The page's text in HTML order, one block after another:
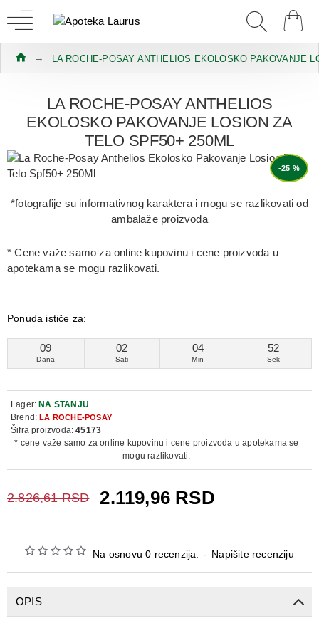
LA ROCHE-POSAY ANTHELIOS EKOLOSKO PAKOVANJE
LA ROCHE-POSAY ANTHELIOS
EKOLOSKO PAKOVANJE LOSION ZA
TELO SPF50+ 250ML
-25 %
*fotografije su informativnog karaktera i mogu se razlikovati od
ambalaže proizvoda
* Cene važe samo za online kupovinu i cene proizvoda u
apotekama se mogu razlikovati.
Na osnovu 0 recenzija. - Napišite recenziju
Ponuda ističe za:
09
Dana
02
Sati
04
Min
52
Sek
2.119,96 RSD
2.826,61 RSD
Lager: NA STANJU
Brend: LA ROCHE-POSAY
Šifra proizvoda: 45173
* cene važe samo za online kupovinu i cene proizvoda u apotekama se
mogu razlikovati:
OPIS